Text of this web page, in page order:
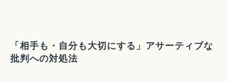
「相手も・自分も大切にする」アサーティブな
批判への対処法